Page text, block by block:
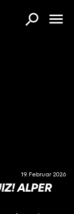
19. Februar 2026
ALPER V